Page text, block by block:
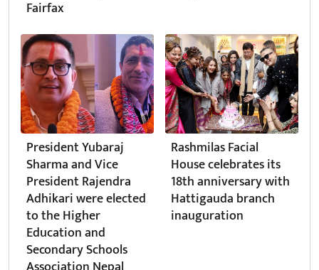
Fairfax
President Yubaraj
Sharma and Vice
President Rajendra
Adhikari were elected
to the Higher
Education and
Secondary Schools
Rashmilas Facial
House celebrates its
18th anniversary with
Hattigauda branch
inauguration